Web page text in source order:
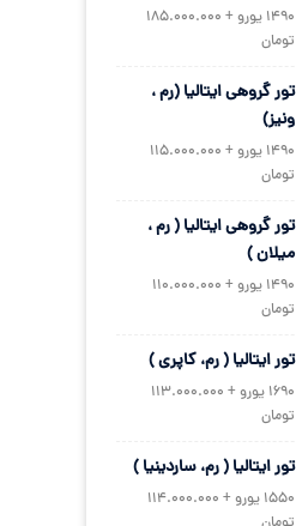
1490 یورو + 185.000.000
تومان
تور گروهی ایتالیا (رم ،
ونیز)
1490 یورو + 115.000.000
تومان
تور گروهی ایتالیا ( رم ،
میلان )
1490 یورو + 110.000.000
تومان
تور ایتالیا ( رم، کاپری )
1690 یورو + 113.000.000
تومان
تور ایتالیا ( رم، ساردینیا )
1550 یورو + 114.000.000